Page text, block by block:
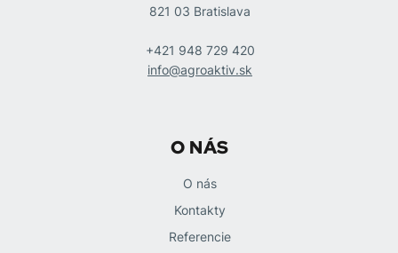
821 03 Bratislava
+421 948 729 420
info@agroaktiv.sk
O NÁS
O nás
Kontakty
Referencie